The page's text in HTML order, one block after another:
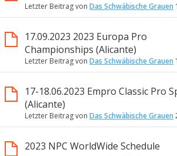
Letzter Beitrag von Das Schwäbische Grauen
17.09.2023 2023 Europa Pro
Championships (Alicante)
Letzter Beitrag von Das Schwäbische Grauen
17-18.06.2023 Empro Classic Pro
(Alicante)
Letzter Beitrag von Das Schwäbische Grauen
2023 NPC WorldWide Schedule